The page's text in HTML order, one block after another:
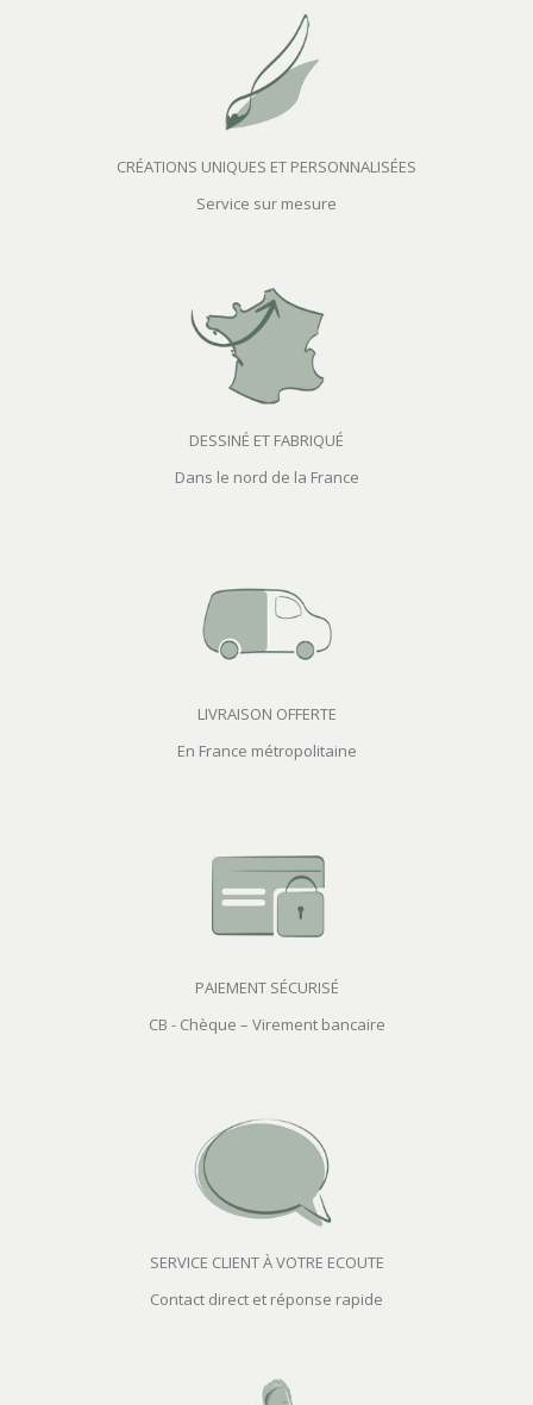
CRÉATIONS UNIQUES ET PERSONNALISÉES
Service sur mesure
DESSINÉ ET FABRIQUÉ
Dans le nord de la France
LIVRAISON OFFERTE
En France métropolitaine
PAIEMENT SÉCURISÉ
CB - Chèque – Virement bancaire
SERVICE CLIENT À VOTRE ECOUTE
Contact direct et réponse rapide